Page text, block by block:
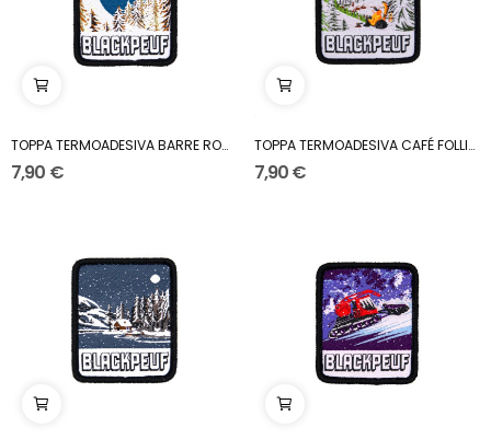
TOPPA TERMOADESIVA BARRE ROCHEUSE
7,90 €
TOPPA TERMOADESIVA CAFÉ FOLLIET HIVER
7,90 €